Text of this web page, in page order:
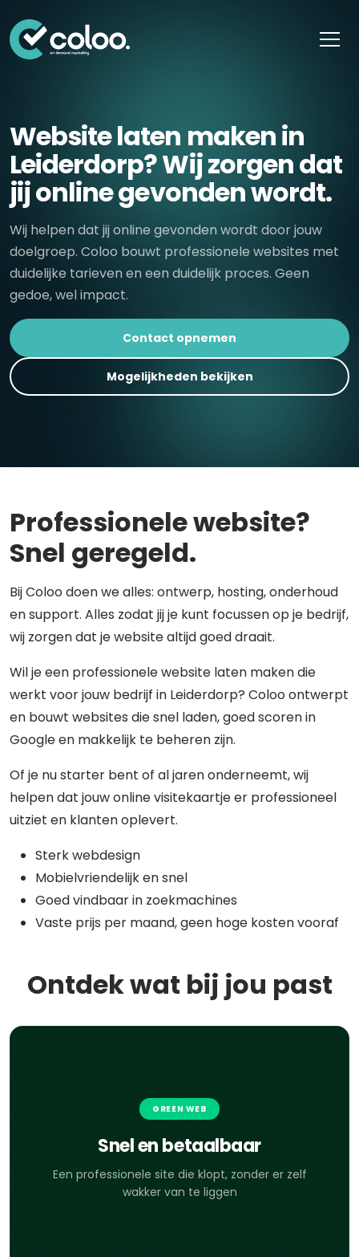
Website laten maken in
Leiderdorp? Wij zorgen dat
jij online gevonden wordt.
Wij helpen dat jij online gevonden wordt door jouw
doelgroep. Coloo bouwt professionele websites met
duidelijke tarieven en een duidelijk proces. Geen
gedoe, wel impact.
Contact opnemen
Mogelijkheden bekijken
Professionele website?
Snel geregeld.
Bij Coloo doen we alles: ontwerp, hosting, onderhoud
en support. Alles zodat jij je kunt focussen op je bedrijf,
wij zorgen dat je website altijd goed draait.
Wil je een professionele website laten maken die
werkt voor jouw bedrijf in Leiderdorp? Coloo ontwerpt
en bouwt websites die snel laden, goed scoren in
Google en makkelijk te beheren zijn.
Of je nu starter bent of al jaren onderneemt, wij
helpen dat jouw online visitekaartje er professioneel
uitziet en klanten oplevert.
Sterk webdesign
Mobielvriendelijk en snel
Goed vindbaar in zoekmachines
Vaste prijs per maand, geen hoge kosten vooraf
Ontdek wat bij jou past
GREEN WEB
Snel en betaalbaar
Een professionele site die klopt, zonder er zelf
wakker van te liggen